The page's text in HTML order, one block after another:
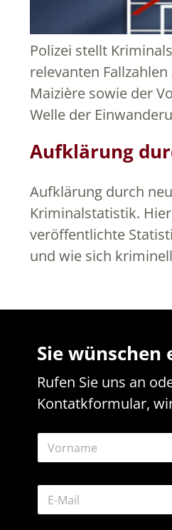
Polizei stellt
relevanten
Maizière sowie der
Welle der
Aufklärung
Aufklärung durch
Kriminalstatistik.
veröffentlichte
und wie sich
Sie wünschen
Rufen Sie uns an
Kontatkformular,
N
m
N
m
E
M